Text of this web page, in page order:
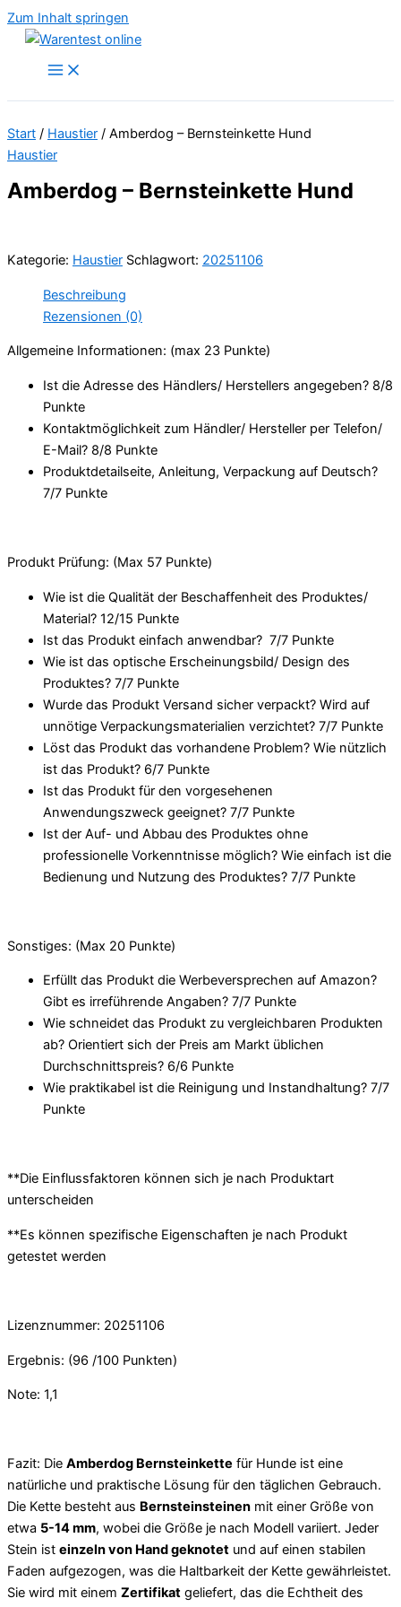
Zum Inhalt springen
Start / Haustier / Amberdog – Bernsteinkette Hund
Haustier
Amberdog – Bernsteinkette Hund
Kategorie: Haustier Schlagwort: 20251106
Beschreibung
Rezensionen (0)
Allgemeine Informationen: (max 23 Punkte)
Ist die Adresse des Händlers/ Herstellers angegeben? 8/8
Punkte
Kontaktmöglichkeit zum Händler/ Hersteller per Telefon/
E-Mail? 8/8 Punkte
Produktdetailseite, Anleitung, Verpackung auf Deutsch?
7/7 Punkte
Produkt Prüfung: (Max 57 Punkte)
Wie ist die Qualität der Beschaffenheit des Produktes/
Material? 12/15 Punkte
Ist das Produkt einfach anwendbar? 7/7 Punkte
Wie ist das optische Erscheinungsbild/ Design des
Produktes? 7/7 Punkte
Wurde das Produkt Versand sicher verpackt? Wird auf
unnötige Verpackungsmaterialien verzichtet? 7/7 Punkte
Löst das Produkt das vorhandene Problem? Wie nützlich
ist das Produkt? 6/7 Punkte
Ist das Produkt für den vorgesehenen
Anwendungszweck geeignet? 7/7 Punkte
Ist der Auf- und Abbau des Produktes ohne
professionelle Vorkenntnisse möglich? Wie einfach ist die
Bedienung und Nutzung des Produktes? 7/7 Punkte
Sonstiges: (Max 20 Punkte)
Erfüllt das Produkt die Werbeversprechen auf Amazon?
Gibt es irreführende Angaben? 7/7 Punkte
Wie schneidet das Produkt zu vergleichbaren Produkten
ab? Orientiert sich der Preis am Markt üblichen
Durchschnittspreis? 6/6 Punkte
Wie praktikabel ist die Reinigung und Instandhaltung? 7/7
Punkte
**Die Einflussfaktoren können sich je nach Produktart
unterscheiden
**Es können spezifische Eigenschaften je nach Produkt
getestet werden
Lizenznummer: 20251106
Ergebnis: (96 /100 Punkten)
Note: 1,1
Fazit: Die Amberdog Bernsteinkette für Hunde ist eine
natürliche und praktische Lösung für den täglichen Gebrauch.
Die Kette besteht aus Bernsteinsteinen mit einer Größe von
etwa 5-14 mm, wobei die Größe je nach Modell variiert. Jeder
Stein ist einzeln von Hand geknotet und auf einen stabilen
Faden aufgezogen, was die Haltbarkeit der Kette gewährleistet.
Sie wird mit einem Zertifikat geliefert, das die Echtheit des